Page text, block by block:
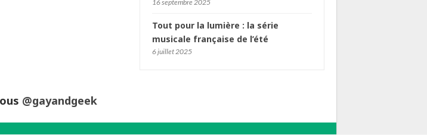
16 septembre 2025
Tout pour la lumière : la série
musicale française de l’été
6 juillet 2025
@gayandgeek